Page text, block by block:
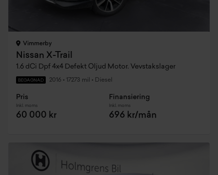
Vimmerby
Nissan X-Trail
1.6 dCi Dpf 4x4 Defekt Oljud Motor. Vevstakslager
BEGAGNAD 2016 • 17273 mil • Diesel
Pris
Inkl. moms
60 000 kr
Finansiering
Inkl. moms
696 kr/mån